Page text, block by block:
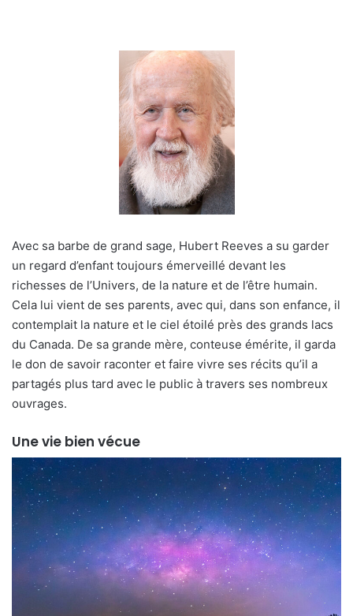
Avec sa barbe de grand sage, Hubert Reeves a su garder
un regard d’enfant toujours émerveillé devant les
richesses de l’Univers, de la nature et de l’être humain.
Cela lui vient de ses parents, avec qui, dans son enfance, il
contemplait la nature et le ciel étoilé près des grands lacs
du Canada. De sa grande mère, conteuse émérite, il garda
le don de savoir raconter et faire vivre ses récits qu’il a
partagés plus tard avec le public à travers ses nombreux
ouvrages.
Une vie bien vécue